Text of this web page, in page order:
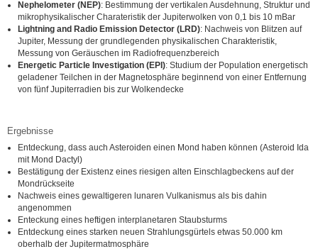
Nephelometer (NEP): Bestimmung der vertikalen Ausdehnung, Struktur und
mikrophysikalischer Charateristik der Jupiterwolken von 0,1 bis 10 mBar
Lightning and Radio Emission Detector (LRD): Nachweis von Blitzen auf
Jupiter, Messung der grundlegenden physikalischen Charakteristik,
Messung von Geräuschen im Radiofrequenzbereich
Energetic Particle Investigation (EPI): Studium der Population energetisch
geladener Teilchen in der Magnetosphäre beginnend von einer Entfernung
von fünf Jupiterradien bis zur Wolkendecke
Ergebnisse
Entdeckung, dass auch Asteroiden einen Mond haben können (Asteroid Ida
mit Mond Dactyl)
Bestätigung der Existenz eines riesigen alten Einschlagbeckens auf der
Mondrückseite
Nachweis eines gewaltigeren lunaren Vulkanismus als bis dahin
angenommen
Enteckung eines heftigen interplanetaren Staubsturms
Entdeckung eines starken neuen Strahlungsgürtels etwas 50.000 km
oberhalb der Jupitermatmosphäre